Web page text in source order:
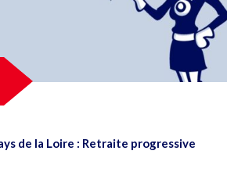
de la Loire : Retraite progressive